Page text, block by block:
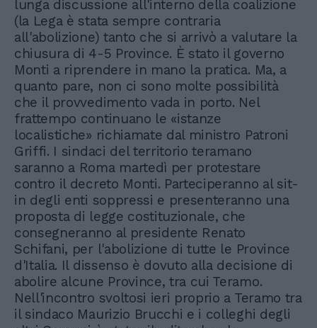
lunga discussione all'interno della coalizione
(la Lega è stata sempre contraria
all'abolizione) tanto che si arrivò a valutare la
chiusura di 4-5 Province. È stato il governo
Monti a riprendere in mano la pratica. Ma, a
quanto pare, non ci sono molte possibilità
che il provvedimento vada in porto. Nel
frattempo continuano le «istanze
localistiche» richiamate dal ministro Patroni
Griffi. I sindaci del territorio teramano
saranno a Roma martedì per protestare
contro il decreto Monti. Parteciperanno al sit-
in degli enti soppressi e presenteranno una
proposta di legge costituzionale, che
consegneranno al presidente Renato
Schifani, per l'abolizione di tutte le Province
d'Italia. Il dissenso è dovuto alla decisione di
abolire alcune Province, tra cui Teramo.
Nell'incontro svoltosi ieri proprio a Teramo tra
il sindaco Maurizio Brucchi e i colleghi degli